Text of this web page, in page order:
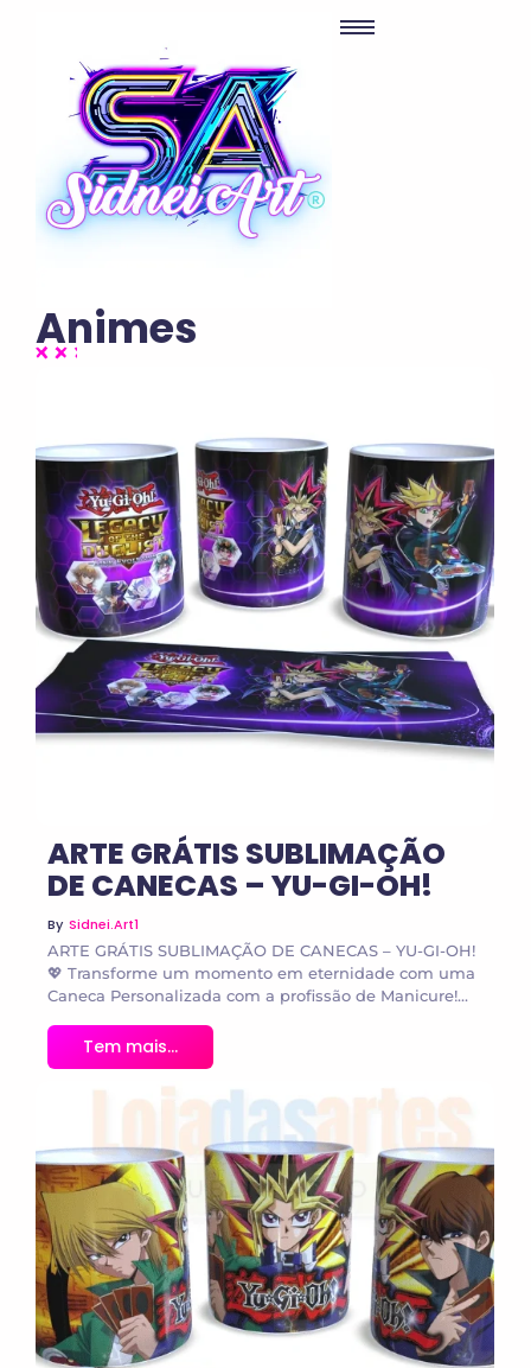
Animes
No Comments
ARTE GRÁTIS SUBLIMAÇÃO
DE CANECAS – YU-GI-OH!
By Sidnei.art1
ARTE GRÁTIS SUBLIMAÇÃO DE CANECAS – YU-GI-OH!
💖 Transforme um momento em eternidade com uma
Caneca Personalizada com a profissão de Manicure!...
Tem mais...
No Comments